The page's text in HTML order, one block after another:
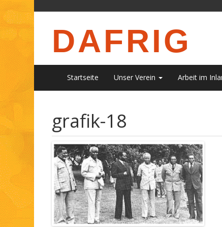
DAFRIG
Startseite Unser Verein Arbeit im
grafik-18